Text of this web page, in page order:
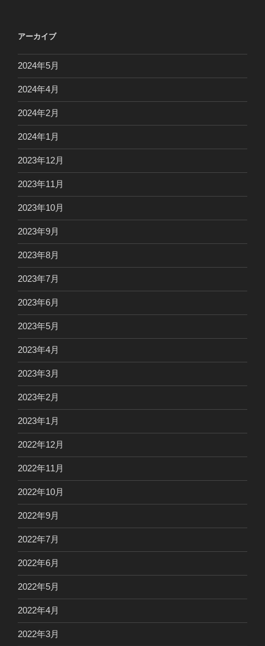
アーカイブ
2024年5月
2024年4月
2024年2月
2024年1月
2023年12月
2023年11月
2023年10月
2023年9月
2023年8月
2023年7月
2023年6月
2023年5月
2023年4月
2023年3月
2023年2月
2023年1月
2022年12月
2022年11月
2022年10月
2022年9月
2022年7月
2022年6月
2022年5月
2022年4月
2022年3月